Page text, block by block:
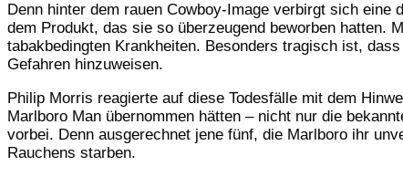
Denn hinter dem rauen Cowboy-Image verbirgt sich
dem Produkt, das sie so überzeugend beworben hatten.
tabakbedingten Krankheiten. Besonders tragisch ist,
Gefahren hinzuweisen.
Philip Morris reagierte auf diese Todesfälle mit dem
Marlboro Man übernommen hätten – nicht nur die
vorbei. Denn ausgerechnet jene fünf, die Marlboro ihr
Rauchens starben.